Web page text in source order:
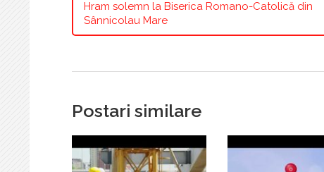
Hram solemn la Biserica Romano-Catolică din
Sânnicolau Mare
Postari similare